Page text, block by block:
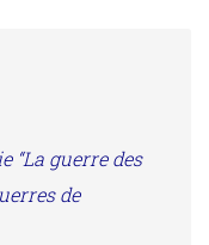
“La guerre des
de